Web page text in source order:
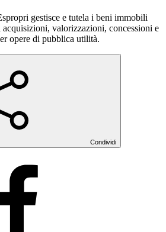
gestisce e tutela i beni immobili
valorizzazioni, concessioni e
opere di pubblica utilità.
Condividi